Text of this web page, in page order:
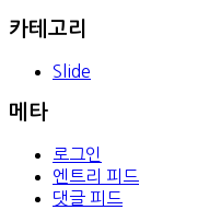
카테고리
Slide
메타
로그인
엔트리 피드
댓글 피드